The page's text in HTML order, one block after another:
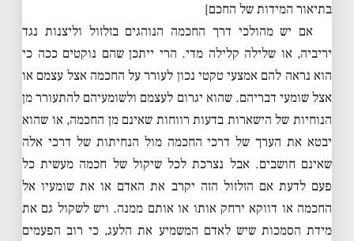
בתיאור המידות של החכם]
אם יש מהולכי דרך החכמה הנוהגים בזלזול וליצנות נגד
יריביה, או שלילה קלילה מדי. הרי ייתכן שהם נוקטים ככה כי
הוא נראה להם אמצעי טקטי נכון לעורר על החכמה אצל עצמם או
אצל שומעי דבריהם. שהוא יגרום לעצמם ולשומעיהם להתעורר מן
הנוחיות של הישארות בדעות רווחות שאינם מן החכמה, או שהוא
יבטא את הערך של דרכי החכמה מול הנחיתות של דרכי אלה
שאינם חושבים. אבל נצרכת לכל שיקול של חכמה מעשית כל
פעם לדעת אם הזלזול הזה יקרב את האדם או את שומעיו אל
החכמה או דווקא ירחק אותו או אותם ממנה. ויש לשקול גם את
מידת הסמכות שיש לאדם המשמיע את הלעג, כי רוב הפעמים